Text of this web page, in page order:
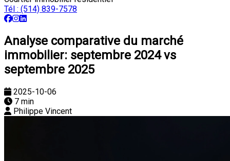
Tél : (514) 839-7578
Analyse comparative du marché
immobilier: septembre 2024 vs
septembre 2025
2025-10-06
7 min
Philippe Vincent